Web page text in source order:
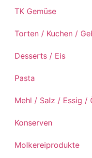
TK Gemüse
Torten / Kuchen /
Desserts / Eis
Pasta
Mehl / Salz / Essig /
Konserven
Molkereiprodukte